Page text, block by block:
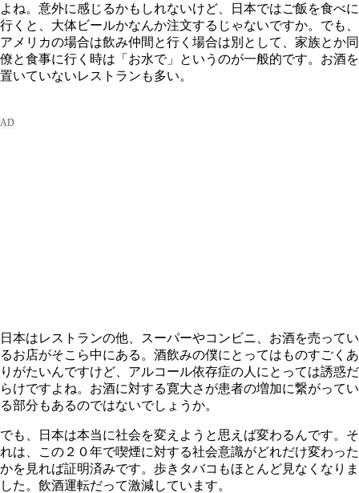
よね。意外に感じるかもしれないけど、日本ではご飯を食べに
行くと、大体ビールかなんか注文するじゃないですか。でも、
アメリカの場合は飲み仲間と行く場合は別として、家族とか同
僚と食事に行く時は「お水で」というのが一般的です。お酒を
置いていないレストランも多い。
日本はレストランの他、スーパーやコンビニ、お酒を売ってい
るお店がそこら中にある。酒飲みの僕にとってはものすごくあ
りがたいんですけど、アルコール依存症の人にとっては誘惑だ
らけですよね。お酒に対する寛大さが患者の増加に繋がってい
る部分もあるのではないでしょうか。
でも、日本は本当に社会を変えようと思えば変わるんです。そ
れは、この２０年で喫煙に対する社会意識がどれだけ変わった
かを見れば証明済みです。歩きタバコもほとんど見なくなりま
した。飲酒運転だって激減しています。